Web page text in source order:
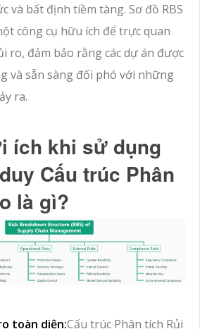
và bất định tiềm tàng. Sơ đồ RBS
công cụ hữu ích để trực quan
ro, đảm bảo rằng các dự án được
và sẵn sàng đối phó với những
ra.
ích khi sử dụng
Cấu trúc Phân
là gì?
toàn diện:Cấu trúc Phân tích Rủi